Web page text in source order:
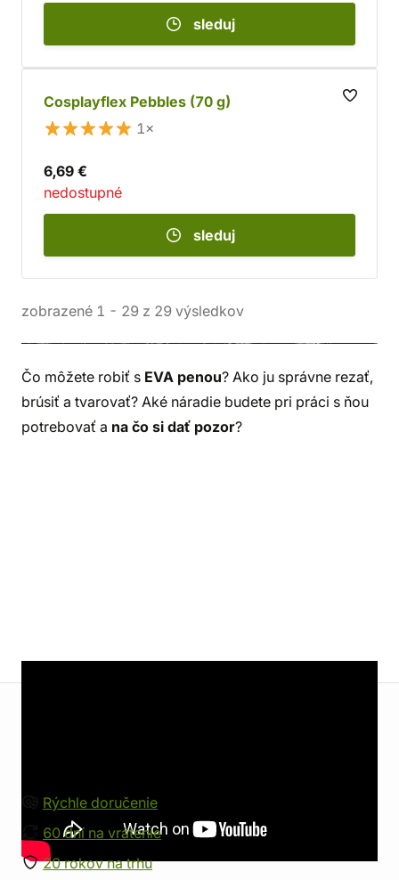
sleduj
Cosplayflex Pebbles (70 g)
1×
6,69 €
nedostupné
sleduj
zobrazené 1 - 29 z 29 výsledkov
Čo môžete robiť s EVA penou? Ako ju správne rezať,
brúsiť a tvarovať? Aké náradie budete pri práci s ňou
potrebovať a na čo si dať pozor?
Rýchle doručenie
60 dní na vrátenie
20 rokov na trhu